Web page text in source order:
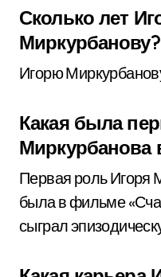
Сколько лет
Миркурбанову?
Игорю
Какая была
Миркурбанова
Первая роль Игоря
была в фильме
сыграл